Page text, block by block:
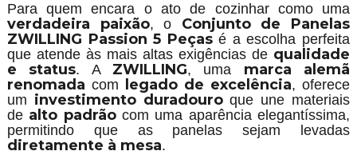
Para quem encara o ato de cozinhar como uma
verdadeira paixão, o Conjunto de Panelas
ZWILLING Passion 5 Peçasé a escolha perfeita
que atende às mais altas exigências de qualidade
e status. A ZWILLING, uma marca alemã
renomada com legado de excelência, oferece
um investimento duradouroque une materiais
de alto padrãocom uma aparência elegantíssima,
permitindo que as panelas sejam levadas
diretamente à mesa.